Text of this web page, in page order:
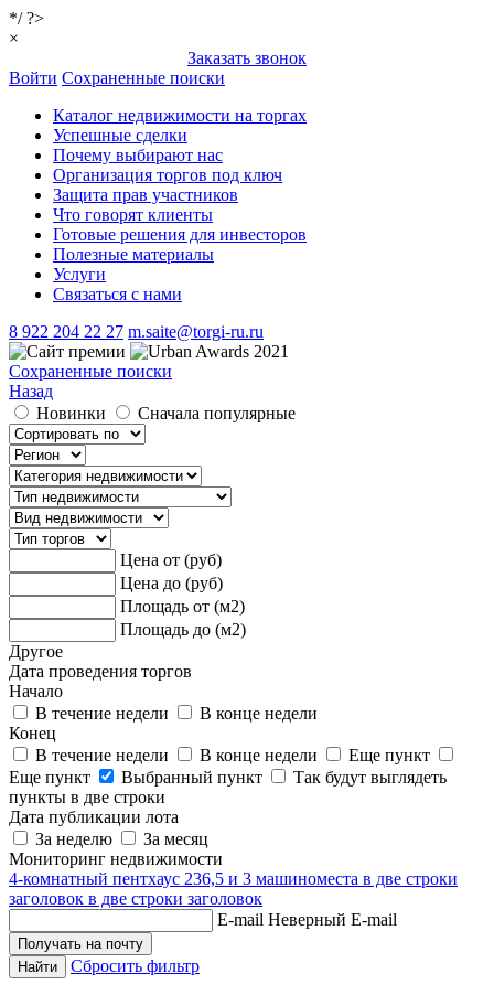
*/ ?>
×
Заказать звонок
Войти Сохраненные поиски
Каталог недвижимости на торгах
Успешные сделки
Почему выбирают нас
Организация торгов под ключ
Защита прав участников
Что говорят клиенты
Готовые решения для инвесторов
Полезные материалы
Услуги
Связаться с нами
8 922 204 22 27 m.saite@torgi-ru.ru
Сохраненные поиски
Назад
Новинки
Сначала популярные
Цена от (руб)
Цена до (руб)
Площадь от (м2)
Площадь до (м2)
Другое
Дата проведения торгов
Начало
В течение недели
В конце недели
Конец
В течение недели
В конце недели
Еще пункт
Еще пункт
Выбранный пункт
Так будут выглядеть
пункты в две строки
Дата публикации лота
За неделю
За месяц
Мониторинг недвижимости
4-комнатный пентхаус 236,5 и 3 машиноместа в две строки
заголовок в две строки заголовок
E-mail Неверный E-mail
Сбросить фильтр